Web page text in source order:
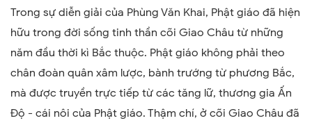
Trong sự diễn giải của Phùng Văn Khai, Phật giáo đã hiện
hữu trong đời sống tinh thần cõi Giao Châu từ những
năm đầu thời kì Bắc thuộc. Phật giáo không phải theo
chân đoàn quân xâm lược, bành trướng từ phương Bắc,
mà được truyền trực tiếp từ các tăng lữ, thương gia Ấn
Độ - cái nôi của Phật giáo. Thậm chí, ở cõi Giao Châu đã